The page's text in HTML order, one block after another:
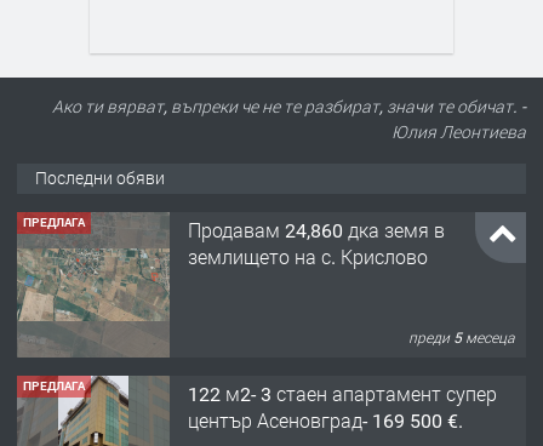
Ако ти вярват, въпреки че не те разбират, значи те обичат. -
Юлия Леонтиева
Последни обяви
ПРЕДЛАГА
Продавам 24,860 дка земя в
землището на с. Крислово
преди 5 месеца
ПРЕДЛАГА
122 м2- 3 стаен апартамент супер
център Асеновград- 169 500 €.